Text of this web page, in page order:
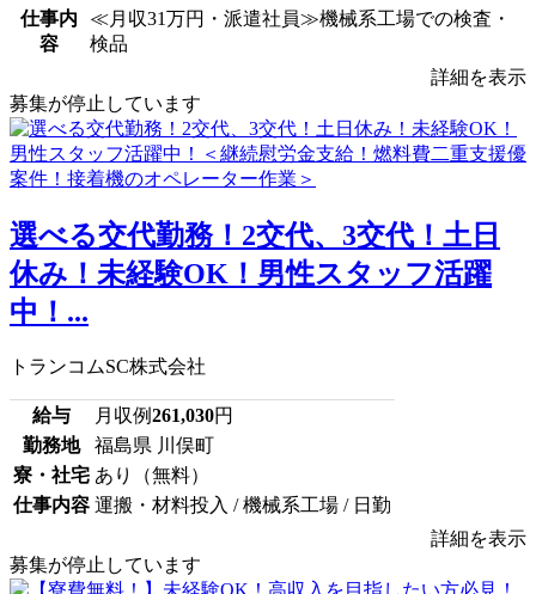
仕事内
容
≪月収31万円・派遣社員≫機械系工場での検査・
検品
詳細を表示
募集が停止しています
選べる交代勤務！2交代、3交代！土日
休み！未経験OK！男性スタッフ活躍
中！...
トランコムSC株式会社
給与 月収例261,030円
勤務地
福島県 川俣町
寮・社宅 あり（無料）
仕事内容 運搬・材料投入 / 機械系工場 / 日勤
詳細を表示
募集が停止しています